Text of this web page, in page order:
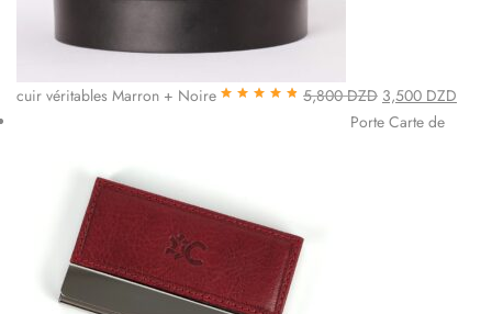
cuir véritables Marron + Noire 5,800DZD 3,500 DZD
Porte Carte de